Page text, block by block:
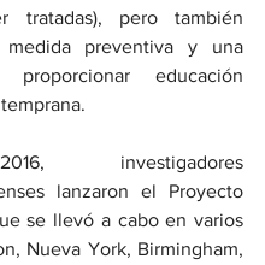
tratadas), pero también
preventiva y una
educación
investigadores
lanzaron el Proyecto
se llevó a cabo en varios
Nueva York, Birmingham,